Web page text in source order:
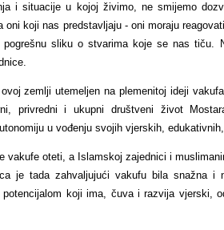
i situacije u kojoj živimo, ne smijemo
oni koji nas predstavljaju - oni moraju
sliku o stvarima koje se nas tiču.
zemlji utemeljen na plemenitoj ideji
privredni i ukupni društveni život
u vođenju svojih vjerskih,
vakufe oteti, a Islamskoj zajednici i
je tada zahvaljujući vakufu bila snažna i
koji ima, čuva i razvija vjerski,